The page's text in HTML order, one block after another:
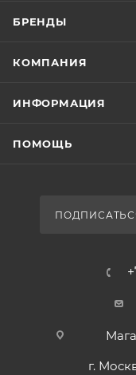
БРЕНДЫ
КОМПАНИЯ
ИНФОРМАЦИЯ
ПОМОЩЬ
г.